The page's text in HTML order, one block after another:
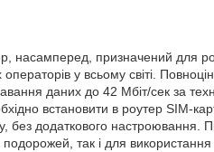
призначений для
у всьому світі.
даних до 42 Мбіт/сек за
встановити в роутер SIM-
без додаткового настроювання.
так і для використання